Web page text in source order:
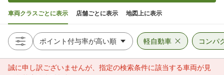
車両クラスごとに表示 店舗ごとに表示 地図上に表示
軽自動車 コンパ
誠に申し訳ございませんが、指定の検索条件に該当する車両が見